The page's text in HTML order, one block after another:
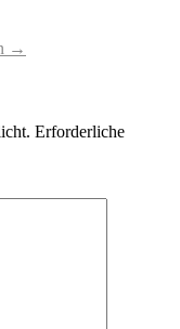
→
Erforderliche